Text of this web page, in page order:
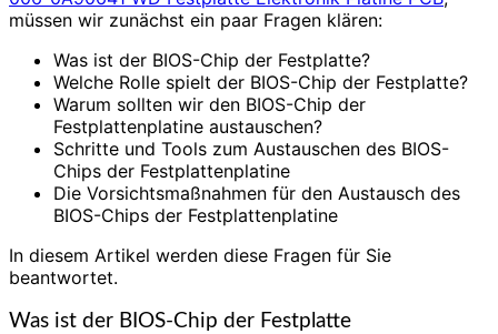
müssen wir zunächst ein paar Fragen klären:
Was ist der BIOS-Chip der Festplatte?
Welche Rolle spielt der BIOS-Chip der Festplatte?
Warum sollten wir den BIOS-Chip der
Festplattenplatine austauschen?
Schritte und Tools zum Austauschen des BIOS-
Chips der Festplattenplatine
Die Vorsichtsmaßnahmen für den Austausch des
BIOS-Chips der Festplattenplatine
In diesem Artikel werden diese Fragen für Sie
beantwortet.
Was ist der BIOS-Chip der Festplatte